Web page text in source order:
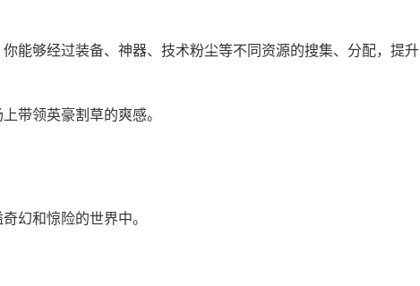
能够经过装备、神器、技术粉尘等不同资源的搜集、分配，提升
带领英豪割草的爽感。
幻和惊险的世界中。